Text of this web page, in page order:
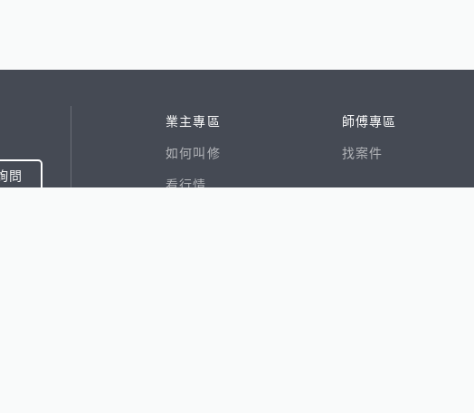
問
業主專區
如何叫修
看行情
師傅專區
找案件